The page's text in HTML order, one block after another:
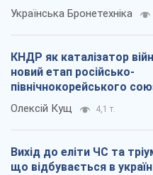
Українська Бронетехніка
КНДР як каталізатор
новий етап російсько-
північнокорейського
Олексій Кущ 4,1 т.
Вихід до еліти ЧС та
що відбувається в